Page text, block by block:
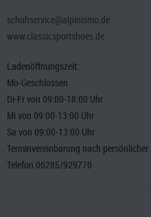
schuhservice@alpinismo.de
www.classicsportshoes.de
Ladenöffnungszeit:
Mo-Geschlossen
Di-Fr von 09:00-18:00 Uhr
Mi von 09:00-13:00 Uhr
Sa von 09:00-13:00 Uhr
Terminvereinbarung nach
Telefon 06285/929770